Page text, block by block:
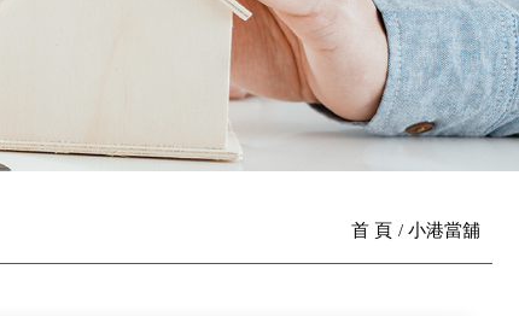
首 頁 小港當舖